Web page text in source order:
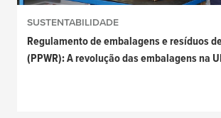
SUSTENTABILIDADE
Regulamento de embalagens e resíduos
(PPWR): A revolução das embalagens na